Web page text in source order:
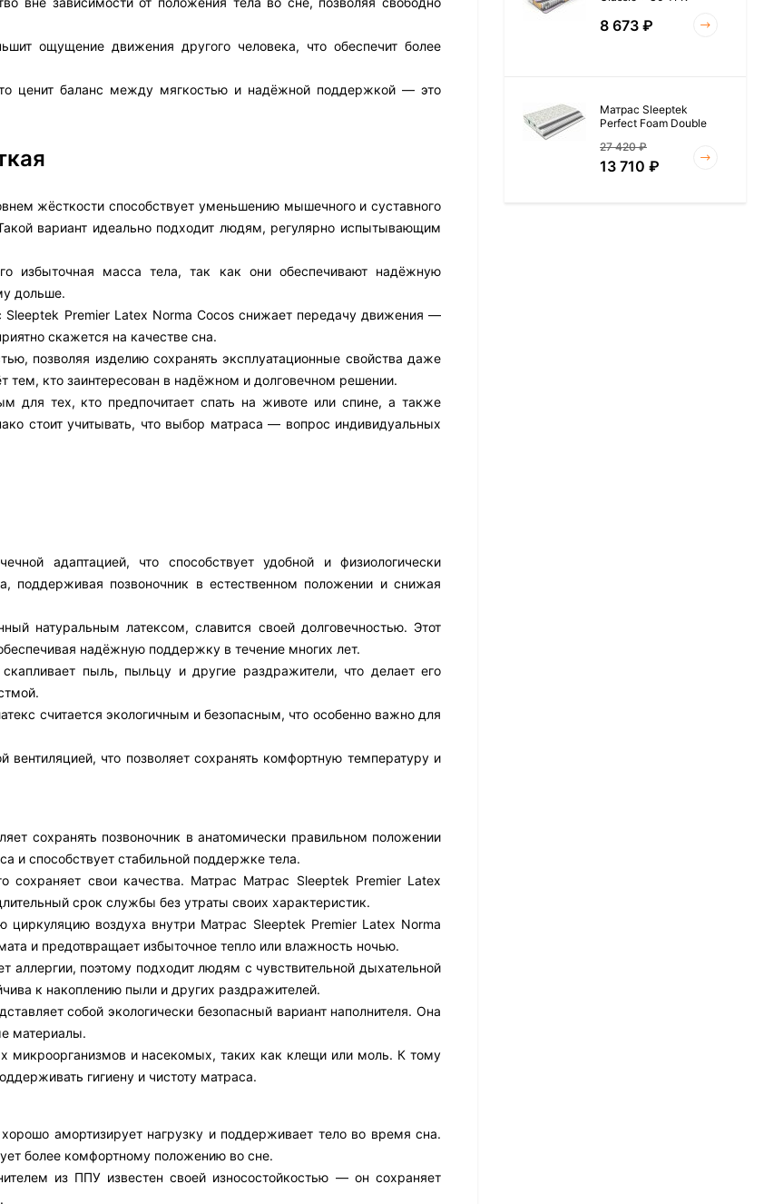
ощущение движения другого человека, что обеспечит более
ценит баланс между мягкостью и надёжной поддержкой — это
жёсткости способствует уменьшению мышечного и суставного
вариант идеально подходит людям, регулярно испытывающим
избыточная масса тела, так как они обеспечивают надёжную
дольше.
Sleeptek Premier Latex Norma Cocos снижает передачу движения —
скажется на качестве сна.
позволяя изделию сохранять эксплуатационные свойства даже
тем, кто заинтересован в надёжном и долговечном решении.
для тех, кто предпочитает спать на животе или спине, а также
стоит учитывать, что выбор матраса — вопрос индивидуальных
адаптацией, что способствует удобной и физиологически
поддерживая позвоночник в естественном положении и снижая
натуральным латексом, славится своей долговечностью. Этот
надёжную поддержку в течение многих лет.
пыль, пыльцу и другие раздражители, что делает его
считается экологичным и безопасным, что особенно важно для
что позволяет сохранять комфортную температуру и
сохранять позвоночник в анатомически правильном положении
и способствует стабильной поддержке тела.
сохраняет свои качества. Матрас Матрас Sleeptek Premier Latex
срок службы без утраты своих характеристик.
циркуляцию воздуха внутри Матрас Sleeptek Premier Latex Norma
и предотвращает избыточное тепло или влажность ночью.
аллергии, поэтому подходит людям с чувствительной дыхательной
к накоплению пыли и других раздражителей.
собой экологически безопасный вариант наполнителя. Она
материалы.
микроорганизмов и насекомых, таких как клещи или моль. К тому
гигиену и чистоту матраса.
амортизирует нагрузку и поддерживает тело во время сна.
более комфортному положению во сне.
из ППУ известен своей износостойкостью — он сохраняет
8 673 ₽
Матрас Sleeptek
Perfect Foam Double
27 420₽
13 710 ₽